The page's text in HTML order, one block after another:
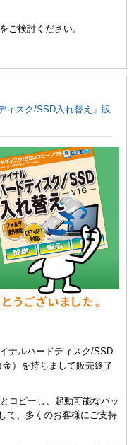
ご検討ください。
ィスク/SSD入れ替え」販
ナルハードディスク/SSD
）を持ちまして販売終了
コピーし、起動可能なバッ
て、多くのお客様にご支持